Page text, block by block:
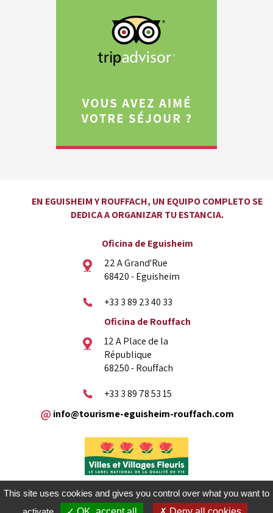
EN EGUISHEIM Y ROUFFACH, UN EQUIPO COMPLETO SE
DEDICA A ORGANIZAR TU ESTANCIA.
Oficina de Eguisheim
22 A Grand'Rue
68420 - Eguisheim
+33 3 89 23 40 33
Oficina de Rouffach
12 A Place de la
République
68250 - Rouffach
+33 3 89 78 53 15
info@tourisme-eguisheim-rouffach.com
This site uses cookies and gives you control over what you want to